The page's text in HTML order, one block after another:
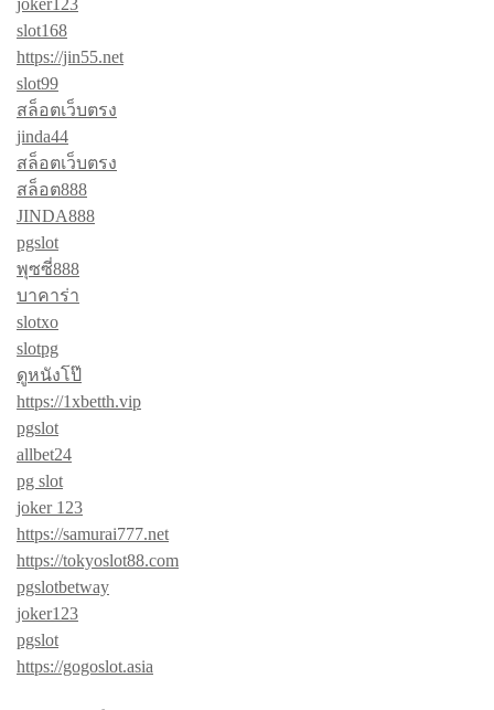
joker123
slot168
https://jin55.net
slot99
สล็อตเว็บตรง
jinda44
สล็อตเว็บตรง
สล็อต888
JINDA888
pgslot
พุซซี่888
บาคาร่า
slotxo
slotpg
ดูหนังโป๊
https://1xbetth.vip
pgslot
allbet24
pg slot
joker 123
https://samurai777.net
https://tokyoslot88.com
pgslotbetway
joker123
pgslot
https://gogoslot.asia